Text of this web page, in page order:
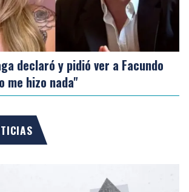
declaró y pidió ver a Facundo
me hizo nada"